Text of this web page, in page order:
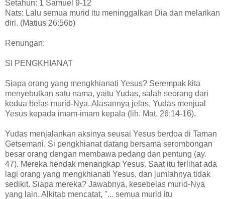
Setahun: 1 Samuel 9-12
Nats: Lalu semua murid itu meninggalkan Dia dan melarikan
diri. (Matius 26:56b)
Renungan:
SI PENGKHIANAT
Siapa orang yang mengkhianati Yesus? Serempak kita
menyebutkan satu nama, yaitu Yudas, salah seorang dari
kedua belas murid-Nya. Alasannya jelas, Yudas menjual
Yesus kepada imam-imam kepala (lih. Mat. 26:14-16).
Yudas menjalankan aksinya seusai Yesus berdoa di Taman
Getsemani. Si pengkhianat datang bersama serombongan
besar orang dengan membawa pedang dan pentung (ay.
47). Mereka hendak menangkap Yesus. Saat itu terlihat ada
lagi orang yang mengkhianati Yesus, dan jumlahnya tidak
sedikit. Siapa mereka? Jawabnya, kesebelas murid-Nya
yang lain. Alkitab mencatat, "... semua murid itu